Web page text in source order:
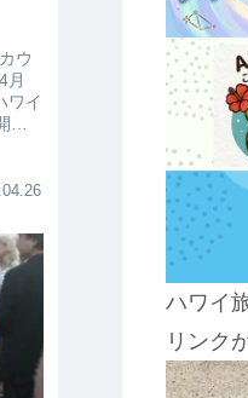
ウ
月
ワイ
ハワイ
リンク